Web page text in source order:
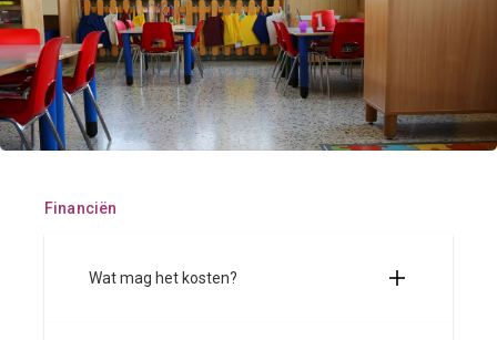
Financiën
Wat mag het kosten?